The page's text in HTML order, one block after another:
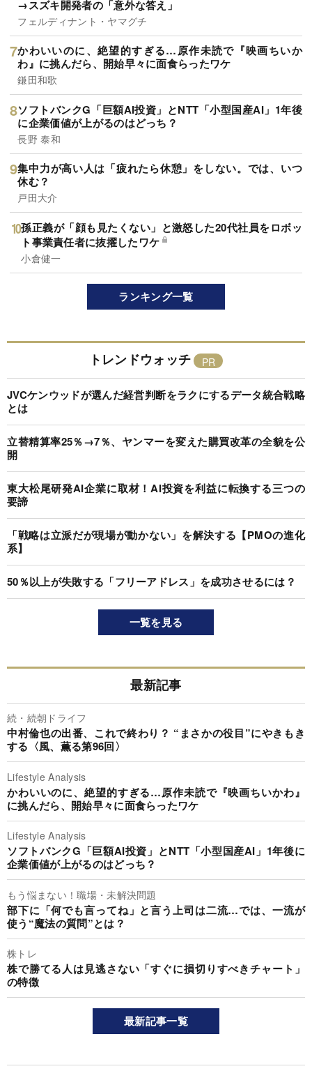
→スズキ開発者の「意外な答え」
フェルディナント・ヤマグチ
かわいいのに、絶望的すぎる…原作未読で『映画ちいか
わ』に挑んだら、開始早々に面食らったワケ
鎌田和歌
ソフトバンクG「巨額AI投資」とNTT「小型国産AI」1年後
に企業価値が上がるのはどっち？
長野 泰和
集中力が高い人は「疲れたら休憩」をしない。では、いつ
休む？
戸田大介
孫正義が「顔も見たくない」と激怒した20代社員をロボッ
ト事業責任者に抜擢したワケ
小倉健一
ランキング一覧
トレンドウォッチ
JVCケンウッドが選んだ経営判断をラクにするデータ統合戦略
とは
立替精算率25％→7％、ヤンマーを変えた購買改革の全貌を公
開
東大松尾研発AI企業に取材！AI投資を利益に転換する三つの
要諦
「戦略は立派だが現場が動かない」を解決する【PMOの進化
系】
50％以上が失敗する「フリーアドレス」を成功させるには？
一覧を見る
最新記事
続・続朝ドライフ
中村倫也の出番、これで終わり？ “まさかの役目”にやきもき
する〈風、薫る第96回〉
Lifestyle Analysis
かわいいのに、絶望的すぎる…原作未読で『映画ちいかわ』
に挑んだら、開始早々に面食らったワケ
Lifestyle Analysis
ソフトバンクG「巨額AI投資」とNTT「小型国産AI」1年後に
企業価値が上がるのはどっち？
もう悩まない！職場・未解決問題
部下に「何でも言ってね」と言う上司は二流…では、一流が
使う“魔法の質問”とは？
株トレ
株で勝てる人は見逃さない「すぐに損切りすべきチャート」
の特徴
最新記事一覧